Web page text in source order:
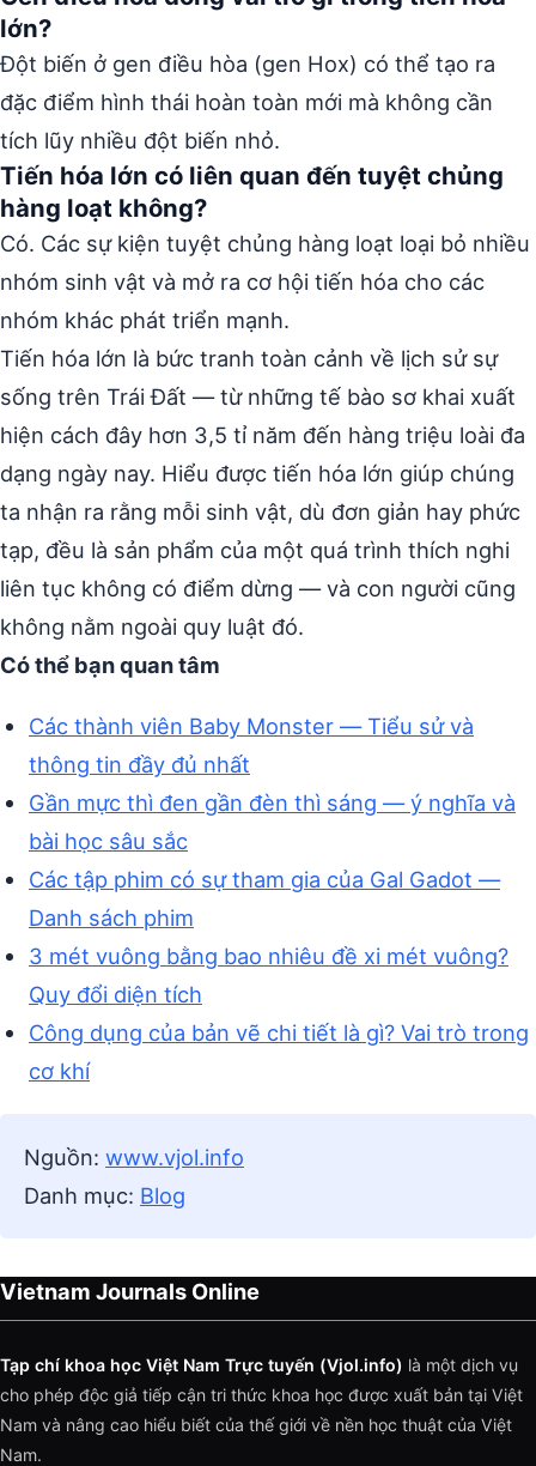
lớn?
Đột biến ở gen điều hòa (gen Hox) có thể tạo ra
đặc điểm hình thái hoàn toàn mới mà không cần
tích lũy nhiều đột biến nhỏ.
Tiến hóa lớn có liên quan đến tuyệt chủng
hàng loạt không?
Có. Các sự kiện tuyệt chủng hàng loạt loại bỏ nhiều
nhóm sinh vật và mở ra cơ hội tiến hóa cho các
nhóm khác phát triển mạnh.
Tiến hóa lớn là bức tranh toàn cảnh về lịch sử sự
sống trên Trái Đất — từ những tế bào sơ khai xuất
hiện cách đây hơn 3,5 tỉ năm đến hàng triệu loài đa
dạng ngày nay. Hiểu được tiến hóa lớn giúp chúng
ta nhận ra rằng mỗi sinh vật, dù đơn giản hay phức
tạp, đều là sản phẩm của một quá trình thích nghi
liên tục không có điểm dừng — và con người cũng
không nằm ngoài quy luật đó.
Có thể bạn quan tâm
Các thành viên Baby Monster — Tiểu sử và
thông tin đầy đủ nhất
Gần mực thì đen gần đèn thì sáng — ý nghĩa và
bài học sâu sắc
Các tập phim có sự tham gia của Gal Gadot —
Danh sách phim
3 mét vuông bằng bao nhiêu đề xi mét vuông?
Quy đổi diện tích
Công dụng của bản vẽ chi tiết là gì? Vai trò trong
cơ khí
Nguồn: www.vjol.info
Danh mục: Blog
Vietnam Journals Online
Tạp chí khoa học Việt Nam Trực tuyến (Vjol.info) là một dịch vụ
cho phép độc giả tiếp cận tri thức khoa học được xuất bản tại Việt
Nam và nâng cao hiểu biết của thế giới về nền học thuật của Việt
Nam.